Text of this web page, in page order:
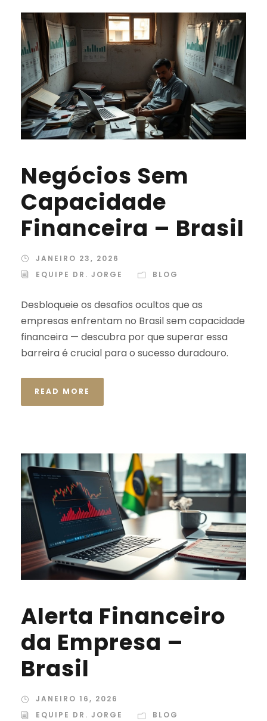
Negócios Sem
Capacidade
Financeira – Brasil
JANEIRO 23, 2026
EQUIPE DR. JORGE
BLOG
Desbloqueie os desafios ocultos que as
empresas enfrentam no Brasil sem capacidade
financeira — descubra por que superar essa
barreira é crucial para o sucesso duradouro.
READ MORE
Alerta Financeiro
da Empresa –
Brasil
JANEIRO 16, 2026
EQUIPE DR. JORGE
BLOG